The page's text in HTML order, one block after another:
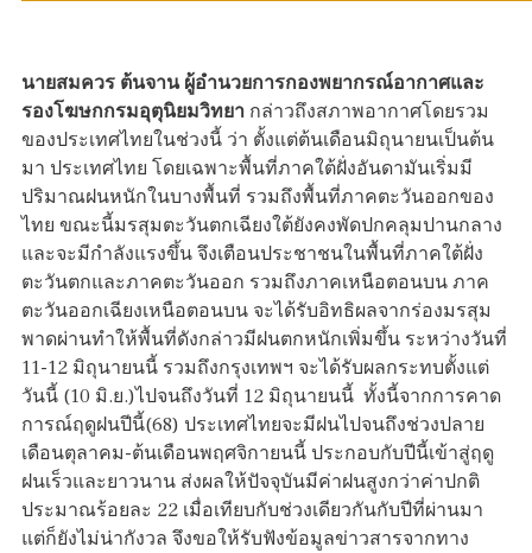
นายสมควร ต้นจาน ผู้อำนวยการกองพยากรณ์อากาศและ
รองโฆษกกรมอุตุนิยมวิทยา กล่าวถึงสภาพอากาศโดยรวม
ของประเทศไทยในช่วงนี้ ว่า ตั้งแต่ต้นเดือนมิถุนายนเป็นต้น
มา ประเทศไทย โดยเฉพาะพื้นที่ภาคใต้ฝั่งอันดามันเริ่มมี
ปริมาณฝนหนักในบางพื้นที่ รวมถึงพื้นที่ภาคตะวันออกของ
ไทย ขณะนี้มรสุมตะวันตกเฉียงใต้ยังคงพัดปกคลุมปานกลาง
และจะมีกำลังแรงขึ้น จึงเตือนประชาชนในพื้นที่ภาคใต้ฝั่ง
ตะวันตกและภาคตะวันออก รวมถึงภาคเหนือตอนบน ภาค
ตะวันออกเฉียงเหนือตอนบน จะได้รับอิทธิผลจากร่องมรสุม
พาดผ่านทำให้พื้นที่ดังกล่าวมีฝนตกหนักเพิ่มขึ้น ระหว่างวันที่
11-12 มิถุนายนนี้ รวมถึงกรุงเทพฯ จะได้รับผลกระทบตั้งแต่
วันนี้ (10 มิ.ย.)ไปจนถึงวันที่ 12 มิถุนายนนี้ ทั้งนี้จากการคาด
การณ์ฤดูฝนปีนี้(68) ประเทศไทยจะมีฝนไปจนถึงช่วงปลาย
เดือนตุลาคม-ต้นเดือนพฤศจิกายนนี้ ประกอบกับปีนี้เข้าสู่ฤดู
ฝนเร็วและยาวนาน ส่งผลให้ปัจจุบันมีค่าฝนสูงกว่าค่าปกติ
ประมาณร้อยละ 22 เมื่อเทียบกับช่วงเดียวกันกับปีที่ผ่านมา
แต่ก็ยังไม่น่ากังวล จึงขอให้รับฟังข้อมูลข่าวสารจากทาง